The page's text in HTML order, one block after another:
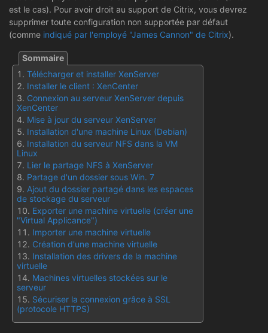
est le cas). Pour avoir droit au support de Citrix, vous devrez
supprimer toute configuration non supportée par défaut
(comme indiqué par l'employé "James Cannon" de Citrix).
Télécharger et installer XenServer
Installer le client : XenCenter
Connexion au serveur XenServer depuis
XenCenter
Mise à jour du serveur XenServer
Installation d'une machine Linux (Debian)
Installation du serveur NFS dans la VM
Linux
Lier le partage NFS à XenServer
Partage d'un dossier sous Win. 7
Ajout du dossier partagé dans les espaces
de stockage du serveur
Exporter une machine virtuelle (créer une
"Virtual Applicance")
Importer une machine virtuelle
Création d'une machine virtuelle
Installation des drivers de la machine
virtuelle
Machines virtuelles stockées sur le
serveur
Sécuriser la connexion grâce à SSL
(protocole HTTPS)